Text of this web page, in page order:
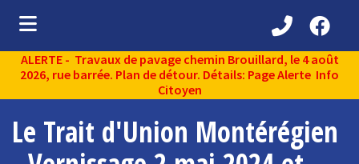
(Découvrir )
(Administration municipale )
(Services aux citoyens )
(Partenaires )
ALERTE - Travaux de pavage chemin Brouillard, le 4 août
2026, rue barrée. Plan de détour. Détails: Page Alerte Info
Citoyen
Le Trait d'Union Montérégien